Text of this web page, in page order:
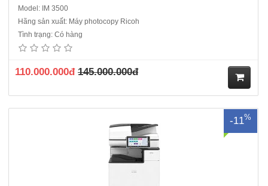
Model: IM 3500
Hãng sản xuất: Máy photocopy Ricoh
Tình trạng: Có hàng
110.000.000đ 145.000.000đ
ua
-11%
nguyên đai, nguyên kiện đầy đủ CO, CQ chính hãngChức năng
chính: Photocopy/ in/ Scan mạngTốc độ sao chụp/in: 40 trang A4/